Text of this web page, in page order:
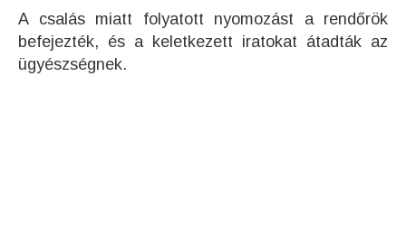
A csalás miatt folyatott nyomozást a rendőrök
befejezték, és a keletkezett iratokat átadták az
ügyészségnek.